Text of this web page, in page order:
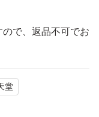
で、返品不可でお
さい。。写真で確
堂